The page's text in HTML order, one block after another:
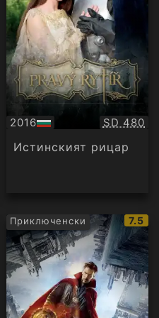
2016
БГ
аудио
SD 480
Истинският рицар
Приключенски
IMDb
7.5